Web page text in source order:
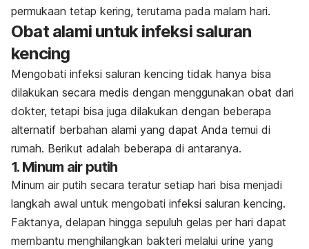
permukaan tetap kering, terutama pada malam hari.
Obat alami untuk infeksi saluran
kencing
Mengobati infeksi saluran kencing tidak hanya bisa
dilakukan secara medis dengan menggunakan obat dari
dokter, tetapi bisa juga dilakukan dengan beberapa
alternatif berbahan alami yang dapat Anda temui di
rumah. Berikut adalah beberapa di antaranya.
1. Minum air putih
Minum air putih secara teratur setiap hari bisa menjadi
langkah awal untuk mengobati infeksi saluran kencing.
Faktanya, delapan hingga sepuluh gelas per hari dapat
membantu menghilangkan bakteri melalui urine yang